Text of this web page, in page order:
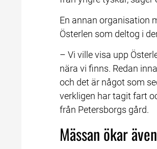
En annan organisation
Österlen som deltog i
– Vi ville visa upp
nära vi finns. Redan
och det är något som
verkligen har tagit fart
från Petersborgs gård.
Mässan ökar